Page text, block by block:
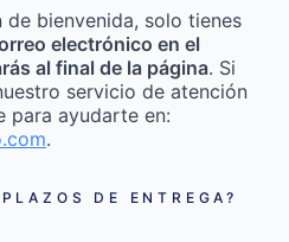
bienvenida, solo tienes
electrónico en el
al final de la página. Si
servicio de atención
para ayudarte en:
.
DE ENTREGA?